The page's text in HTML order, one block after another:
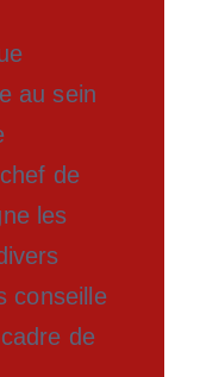
au sein
de
les
conseille
de